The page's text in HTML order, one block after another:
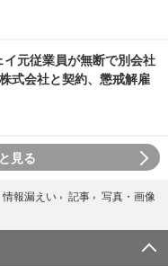
元従業員が無断で別会社
式会社と契約、懲戒解雇
見る
情報漏えい › 記事 › 写真・画像